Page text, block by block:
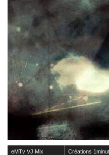
eMTv VJ Mix Créations